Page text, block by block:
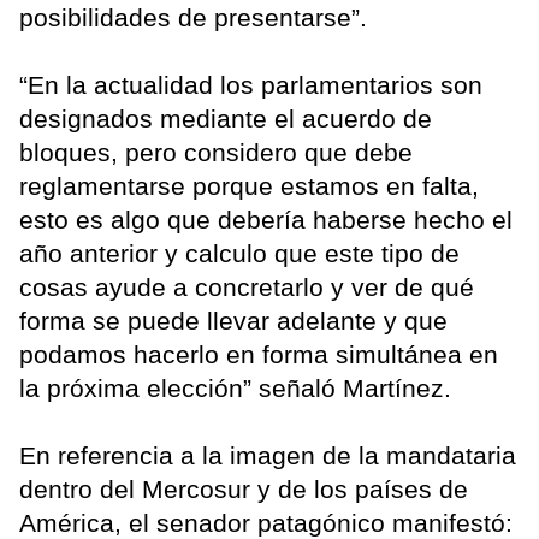
posibilidades de presentarse”.
“En la actualidad los parlamentarios son
designados mediante el acuerdo de
bloques, pero considero que debe
reglamentarse porque estamos en falta,
esto es algo que debería haberse hecho el
año anterior y calculo que este tipo de
cosas ayude a concretarlo y ver de qué
forma se puede llevar adelante y que
podamos hacerlo en forma simultánea en
la próxima elección” señaló Martínez.
En referencia a la imagen de la mandataria
dentro del Mercosur y de los países de
América, el senador patagónico manifestó: